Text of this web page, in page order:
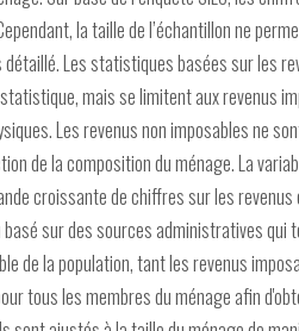
la taille de l’échantillon ne
Les statistiques basées sur les
mais se limitent aux revenus
Les revenus non imposables ne
de la composition du ménage. La
croissante de chiffres sur les
sur des sources administratives qui
de la population, tant les revenus
tous les membres du ménage afin